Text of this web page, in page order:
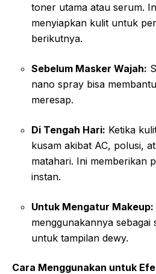
toner utama atau serum.
menyiapkan kulit untuk
berikutnya.
Sebelum Masker Wajah:
nano spray bisa
meresap.
Di Tengah Hari: Ketika
kusam akibat AC, polusi,
matahari. Ini memberikan
instan.
Untuk Mengatur Makeup:
menggunakannya sebagai
untuk tampilan dewy.
Cara Menggunakan untuk